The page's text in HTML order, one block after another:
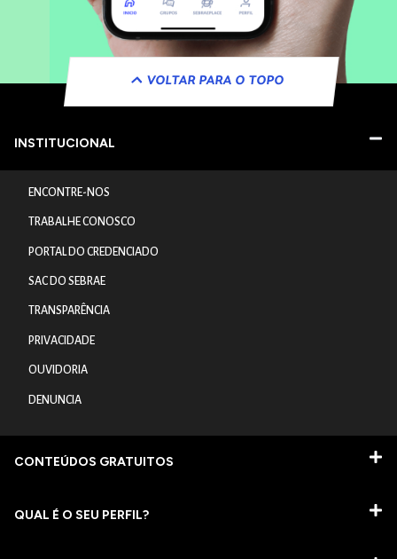
VOLTAR PARA O TOPO
INSTITUCIONAL
ENCONTRE-NOS
TRABALHE CONOSCO
PORTAL DO CREDENCIADO
SAC DO SEBRAE
TRANSPARÊNCIA
PRIVACIDADE
OUVIDORIA
DENUNCIA
CONTEÚDOS GRATUITOS
QUAL É O SEU PERFIL?